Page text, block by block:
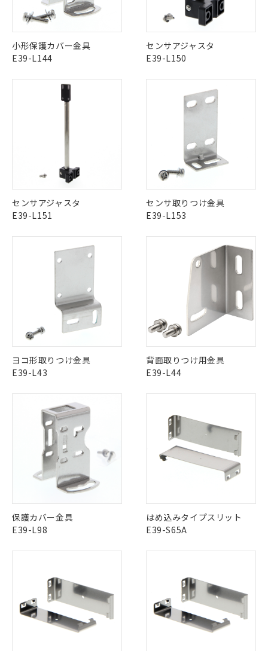
この製品のRoHS/REACH対応状況ページへ
小形保護カバー金具
E39-L144
センサアジャスタ
E39-L150
センサアジャスタ
E39-L151
センサ取りつけ金具
E39-L153
ヨコ形取りつけ金具
E39-L43
背面取りつけ用金具
E39-L44
保護カバー金具
E39-L98
はめ込みタイプスリット
E39-S65A
本サービスは、当社制御機器事業取扱
商品の当社在庫状況および標準価格
(税抜)を提供させていただくもので
す。
当社制御機器事業取扱商品の中には、
ことをご了承ください。
在庫状況および標準価格照会結果は、
記載している更新日時点での社内デー
準価格とは異なる場合があることをご
正式な納期状況および標準価格はお客
様のお取引先、またはお客様担当のオ
ご相談ください。
オムロン制御機器販売店や当社販売拠
ください。
在庫状況および標準価格結果を当社の
事前の承諾なく第三者に漏洩または開
マイパーツ機能（部品リスト作成サー
ビス）をご利用いただくには、I-Web
メンバーズにご登録されている必要が
あります。
お客様が当ウェブサイト上で当社にご
登録された部品リストについて、当社
および当社の共同利用者が、当社の製
引・商談に必要な範囲で利用すること
をご了承ください。
※当社の共同利用者とは、 "個人情報
の共同利用に関して"
の「1.共同利
用者の範囲」に記載されている法人を
指します。
非含有の対応状況を調査中または確認中の
商品です。
害物質有無と関係のない商品です。
仕入先様の事情により、非含有部品として
むを得ず変更することがあります。
ミウム(Cd) 100ppm以下、
六価クロム(Cr(Ⅵ)) 1000ppm以下、ポリ臭化ビフェニル
類(PBB) 1000ppm以下、ポリ臭化ジフェニルエーテル類
(PBDE) 1000ppm以下、フタル酸ビス(2-エチルヘキシ
ル) (DEHP)(別名：DOP) 1000ppm以下、フタル酸ブチ
ルベンジル（BBP） 1000ppm以下、フタル酸ジブチル
（DBP） 1000ppm以下、フタル酸ジイソブチル
但し、RoHS指令で産業用監視および制御機器に対する
適用除外項目は除く。
フタル酸エステル類の４物質については閾値を超える意
※2 対応予定月
部品在庫の切り替え状況などにより、予定
月が前後することがあります。
※3 非含有証明書ダウンロード
下記の非含有証明書をダウンロードするこ
とができます。
EU RoHS指令（10物質）の非含有証明書
51物質の非含有証明書（当社基準）
※本証明書は発行日時点で非含有を証明す
るもので、過去に遡って非含有を証明する
ものではありません。
また、RoHS指令のフタル酸エステル類４
物質の対応では、対応完了までの期間は出
荷製品に未対応品が混在することから備考
欄に対応日を記載しておりました。
既に当社にて対応品への在庫切替を完了
り、2022年1月12日より割愛しておりま
※1 中国RoHS○×表
「○」：最大均質材料含有率が中国RoHSの
基準値以下であることを示します。
「×」：最大均質材料含有率が中国RoHSの
「－」：未確認です。当社販売部門へお問
い合わせください。
Pb(鉛) :1000ppm、 Hg(水銀) : 1000ppm、 Cd(カドミウ
ム) : 100ppm、
Cr(Ⅵ)(六価クロム) : 1000ppm、 PBBs(ポリ臭化ビフェ
ニル類) : 1000ppm、 PBDEs(ポリ臭化ジフェニルエーテ
ル類) : 1000ppm、
DBP(フタル酸ジブチル) : 1000ppm、 DIBP(フタル酸ジ
イソブチル) : 1000ppm、 BBP(フタル酸ブチルベンジ
DEHP(フタル酸ビス(2-エチルヘキシル)) : 1000ppm
※2 環境保護使用期限
「ｅ」：有害物質（10物質）のすべてが基
「10」：通常の使用状況下において有害物
質が外部に漏えいし、環境に深刻な影響を
及ぼさない年数を意味します。
「－」：未確認です。当社販売部門へお問
当社は、これら貴社製品のうち、外国
為替および外国貿易法に定める商品
（以下｢規制貨物等」という）を輸出
または国外への提供する場合は、日本
可)を取得するなどの必要な手続きを
当社は規制貨物を破棄する場合は、完
全に破砕するなど、違法に輸出されな
いよう必要な手段を講じます。
当社は貴社製品を、核兵器、ミサイ
ル、化学兵器、生物兵器またはその他
当社は、貴社製品を第三者に販売する
場合は、上記1、2および3の内容を当
該第三者に通知します。また当社は、
販売先および販売に係わる関係者が違
法に輸出するおそれがある場合は、取
り引きをいたしません。
合意する キャンセル
号
△ 一定数には満たないが在庫あり
在庫なし(最新の在庫状況につ
たはお客様担当のオムロン制御
機器販売店・当社販売員にご確
空
白
受注生産機種、また在庫状況の
情報を公開していない機種